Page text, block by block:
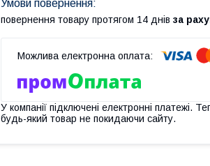
повернення товару протягом 14 днів за
У компанії підключені електронні платежі.
будь-який товар не покидаючи сайту.